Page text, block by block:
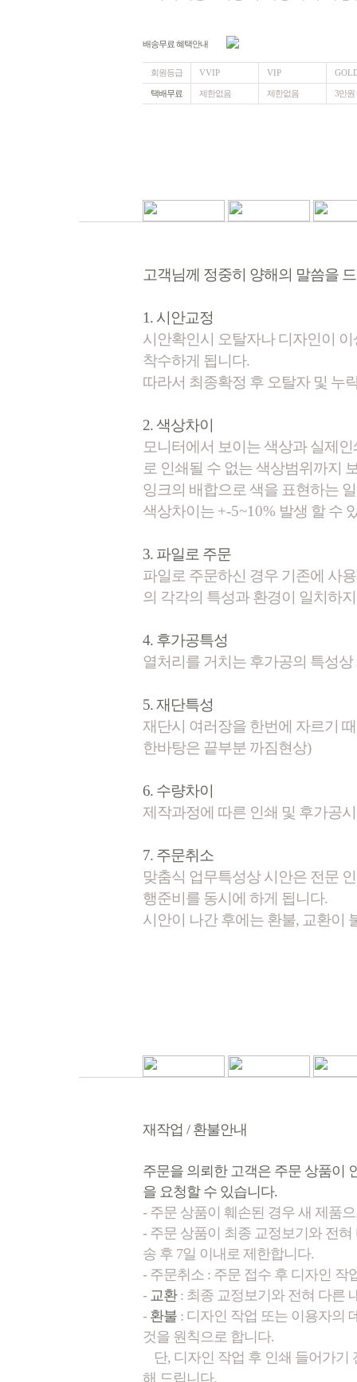
배송무료 혜택안내
회원등급 VVIP VIP
택배무료 제한없음 제한없음 3만원
고객님께 정중히 양해의 말씀을
1. 시안교정
시안확인시 오탈자나 디자인이
착수하게 됩니다.
따라서 최종확정 후 오탈자 및 누
2. 색상차이
모니터에서 보이는 색상과 실제
로 인쇄될 수 없는 색상범위까지
잉크의 배합으로 색을 표현하는
색상차이는 +-5~10% 발생 할 수
3. 파일로 주문
파일로 주문하신 경우 기존에 사
의 각각의 특성과 환경이 일치하
4. 후가공특성
열처리를 거치는 후가공의 특성
5. 재단특성
재단시 여러장을 한번에 자르기
한바탕은 끝부분 까짐현상)
6. 수량차이
제작과정에 따른 인쇄 및 후가공
7. 주문취소
맞춤식 업무특성상 시안은 전문
행준비를 동시에 하게 됩니다.
시안이 나간 후에는 환불, 교환이
재작업 / 환불안내
주문을 의뢰한 고객은 주문 상품이
을 요청할 수 있습니다.
- 주문 상품이 훼손된 경우 새 제품
- 주문 상품이 최종 교정보기와 전
송 후 7일 이내로 제한합니다.
- 주문취소 : 주문 접수 후 디자인 작
- 교환: 최종 교정보기와 전혀 다른
- 환불 : 디자인 작업 또는 이용자의
것을 원칙으로 합니다.
단, 디자인 작업 후 인쇄 들어가
해 드립니다.